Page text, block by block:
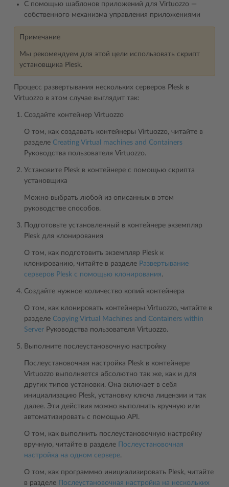
С помощью шаблонов приложений для Virtuozzo ―
собственного механизма управления приложениями
Примечание
Мы рекомендуем для этой цели использовать скрипт
установщика Plesk.
Процесс развертывания нескольких серверов Plesk в
Virtuozzo в этом случае выглядит так:
Создайте контейнер Virtuozzo
О том, как создавать контейнеры Virtuozzo, читайте в
разделе Creating Virtual machines and Containers
Руководства пользователя Virtuozzo.
Установите Plesk в контейнере с помощью скрипта
установщика
Можно выбрать любой из описанных в этом
руководстве способов.
Подготовьте установленный в контейнере экземпляр
Plesk для клонирования
О том, как подготовить экземпляр Plesk к
клонированию, читайте в разделе Развертывание
серверов Plesk с помощью клонирования.
Создайте нужное количество копий контейнера
О том, как клонировать контейнеры Virtuozzo, читайте в
разделе Copying Virtual Machines and Containers within
Server Руководства пользователя Virtuozzo.
Выполните послеустановочную настройку
Послеустановочная настройка Plesk в контейнере
Virtuozzo выполняется абсолютно так же, как и для
других типов установки. Она включает в себя
инициализацию Plesk, установку ключа лицензии и так
далее. Эти действия можно выполнить вручную или
автоматизировать с помощью API.
О том, как выполнить послеустановочную настройку
вручную, читайте в разделе
Послеустановочная
настройка на одном сервере.
О том, как программно инициализировать Plesk, читайте
в разделе
Послеустановочная настройка на нескольких